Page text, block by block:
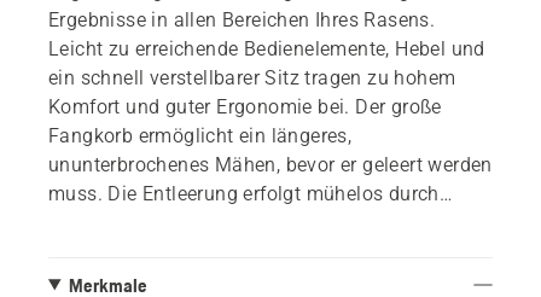
Ergebnisse in allen Bereichen Ihres Rasens.
Leicht zu erreichende Bedienelemente, Hebel und
ein schnell verstellbarer Sitz tragen zu hohem
Komfort und guter Ergonomie bei. Der große
Fangkorb ermöglicht ein längeres,
ununterbrochenes Mähen, bevor er geleert werden
muss. Die Entleerung erfolgt mühelos durch
ermöglicht das Fahren durch enge Passagen. Die
Merkmale